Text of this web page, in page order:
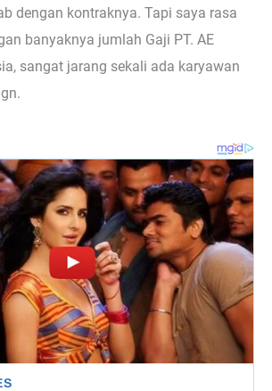
dengan kontraknya. Tapi saya rasa
banyaknya jumlah Gaji PT. AE
sangat jarang sekali ada karyawan